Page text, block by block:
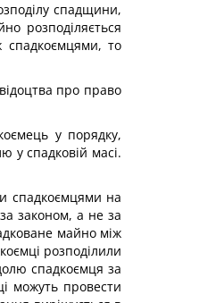
спадщини,
розподіляється
спадкоємцями, то
про право
у порядку,
у спадковій масі.
спадкоємцями на
законом, а не за
майно між
розподілили
спадкоємця за
можуть провести